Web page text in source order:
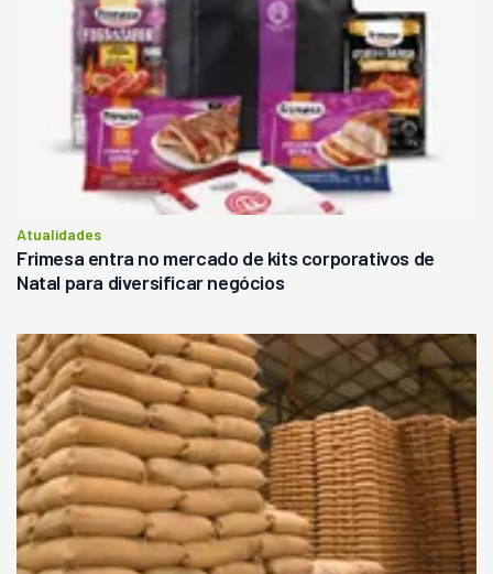
Atualidades
Frimesa entra no mercado de kits corporativos de
Natal para diversificar negócios